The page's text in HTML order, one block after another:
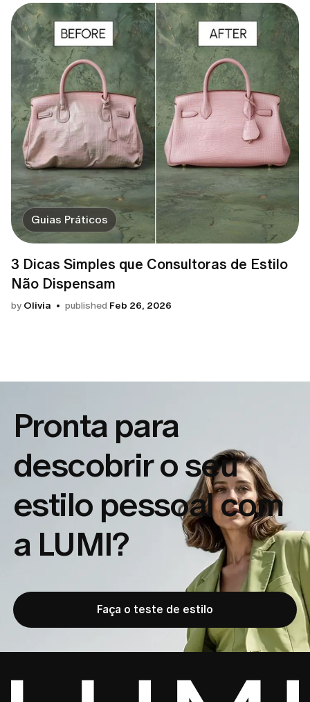
Guias Práticos
3 Dicas Simples que Consultoras de Estilo
Não Dispensam
by Olivia published Feb 26, 2026
Pronta para
descobrir o seu
estilo pessoal com
a LUMI?
Faça o teste de estilo